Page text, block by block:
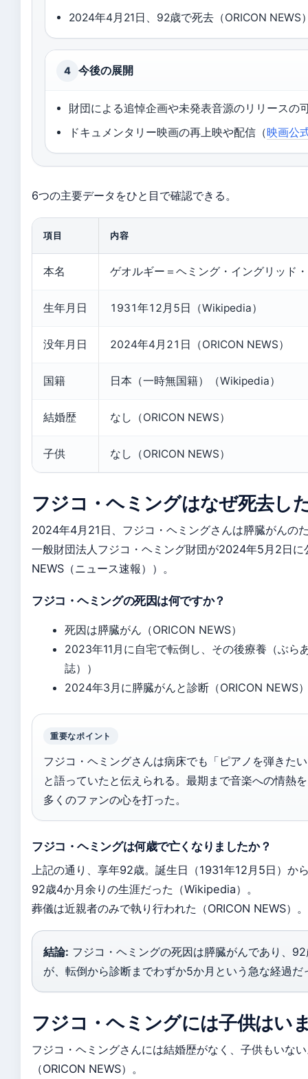
2024年4月21日、92歳で死去（ORICON NEWS
4 今後の展開
財団による追悼企画や未発表音源のリリースの
ドキュメンタリー映画の再上映や配信（映画公
6つの主要データをひと目で確認できる。
項目 内容
本名 ゲオルギー＝ヘミング・イングリッド
生年月日 1931年12月5日（Wikipedia）
没年月日 2024年4月21日（ORICON NEWS）
国籍 日本（一時無国籍）（Wikipedia）
結婚歴 なし（ORICON NEWS）
子供 なし（ORICON NEWS）
フジコ・ヘミングはなぜ死去し
2024年4月21日、フジコ・ヘミングさんは膵臓がんの
一般財団法人フジコ・ヘミング財団が2024年5月2日に
NEWS（ニュース速報））。
フジコ・ヘミングの死因は何ですか？
死因は膵臓がん（ORICON NEWS）
2023年11月に自宅で転倒し、その後療養（ぶら
誌））
2024年3月に膵臓がんと診断（ORICON NEWS
重要なポイント
フジコ・ヘミングさんは病床でも「ピアノを弾きた
と語っていたと伝えられる。最期まで音楽への情熱
多くのファンの心を打った。
フジコ・ヘミングは何歳で亡くなりましたか？
上記の通り、享年92歳。誕生日（1931年12月5日）か
92歳4か月余りの生涯だった（Wikipedia）。
葬儀は近親者のみで執り行われた（ORICON NEWS）。
結論: フジコ・ヘミングの死因は膵臓がんであり、
が、転倒から診断までわずか5か月という急な経過だ
フジコ・ヘミングには子供はい
フジコ・ヘミングさんには結婚歴がなく、子供もいな
（ORICON NEWS）。